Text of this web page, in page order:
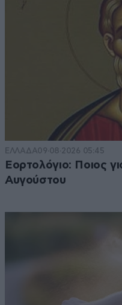
ΕΛΛΑΔΑ09·08·2026 05:45
Εορτολόγιο: Ποιος
Αυγούστου